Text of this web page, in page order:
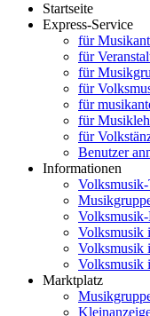
Startseite
Express-Service
für
für
für
für
für
für
für
Benutzer
Informationen
Volksmusik
Volksmusik
Volksmusik
Marktplatz